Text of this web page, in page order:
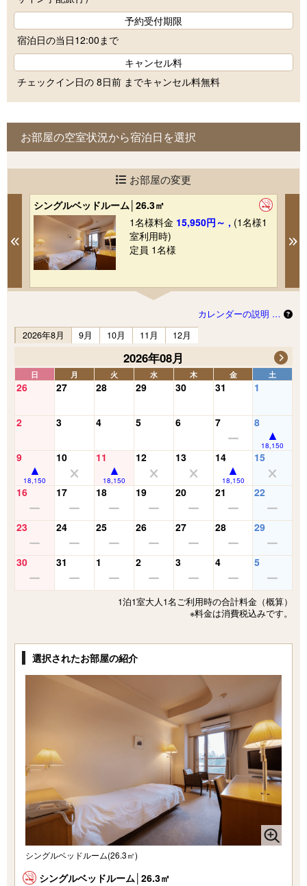
予約受付期限
宿泊日の当日12:00まで
キャンセル料
チェックイン日の 8日前 までキャンセル料無料
お部屋の空室状況から宿泊日を選択
お部屋の変更
Previous
シングルベッドルーム│26.3㎡
1名様料金 15,950円～ , (1名様1
室利用時)
定員 1名様
カレンダーの説明 …
2026年8月
9月 10月 11月 12月
2026年08月
日 月 火 水 木 金 土
26 27 28 29 30 31 1
2 3 4 5 6 7 8
18,150
9
18,150
10 11
18,150
12 13 14
18,150
15
16 17 18 19 20 21 22
23 24 25 26 27 28 29
30 31 1 2 3 4 5
1泊1室大人1名ご利用時の合計料金（概算）
※料金は消費税込みです。
選択されたお部屋の紹介
シングルベッドルーム(26.3㎡)
シングルベッドルーム│26.3㎡